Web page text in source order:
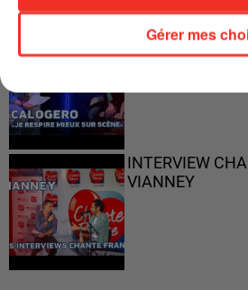
"JE RESPIRE
CALOGERO
INTERVIEW
VIANNEY
Gérer mes